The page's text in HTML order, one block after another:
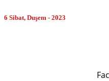
6 Sibat, Duşem - 2023